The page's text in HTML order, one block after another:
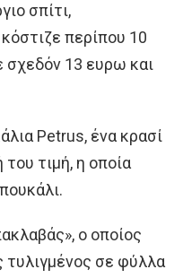
σπίτι,
περίπου 10
σχεδόν 13 ευρω και
Petrus, ένα κρασί
τιμή, η οποία
ο οποίος
τυλιγμένος σε φύλλα